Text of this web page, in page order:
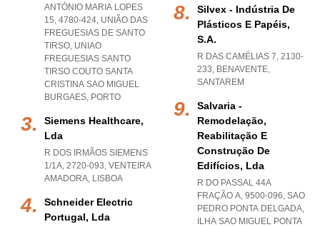
ANTÓNIO MARIA LOPES
15, 4780-424, UNIÃO DAS
FREGUESIAS DE SANTO
TIRSO, UNIAO
FREGUESIAS SANTO
TIRSO COUTO SANTA
CRISTINA SAO MIGUEL
BURGAES, PORTO
Siemens Healthcare,
Lda
R DOS IRMÃOS SIEMENS
1/1A, 2720-093, VENTEIRA
AMADORA, LISBOA
Schneider Electric
Portugal, Lda
Silvex - Indústria De
Plásticos E Papéis,
S.a.
R DAS CAMÉLIAS 7, 2130-
233, BENAVENTE,
SANTAREM
Salvaria -
Remodelação,
Reabilitação E
Construção De
Edifícios, Lda
R DO PASSAL 44A
FRAÇÃO A, 9500-096, SAO
PEDRO PONTA DELGADA,
ILHA SAO MIGUEL PONTA